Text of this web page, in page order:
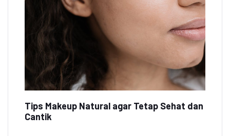
Tips Makeup Natural agar Tetap Sehat dan
Cantik